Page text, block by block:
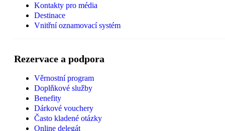
Kontakty pro média
Destinace
Vnitřní oznamovací systém
Rezervace a podpora
Věrnostní program
Doplňkové služby
Benefity
Dárkové vouchery
Často kladené otázky
Online delegát